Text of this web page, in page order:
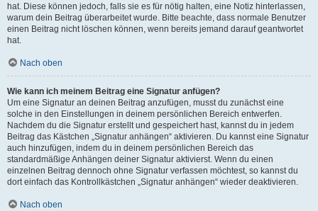
hat. Diese können jedoch, falls sie es für nötig halten, eine Notiz hinterlassen,
warum dein Beitrag überarbeitet wurde. Bitte beachte, dass normale Benutzer
einen Beitrag nicht löschen können, wenn bereits jemand darauf geantwortet
hat.
Nach oben
Wie kann ich meinem Beitrag eine Signatur anfügen?
Um eine Signatur an deinen Beitrag anzufügen, musst du zunächst eine
solche in den Einstellungen in deinem persönlichen Bereich entwerfen.
Nachdem du die Signatur erstellt und gespeichert hast, kannst du in jedem
Beitrag das Kästchen „Signatur anhängen“ aktivieren. Du kannst eine Signatur
auch hinzufügen, indem du in deinem persönlichen Bereich das
standardmäßige Anhängen deiner Signatur aktivierst. Wenn du einen
einzelnen Beitrag dennoch ohne Signatur verfassen möchtest, so kannst du
dort einfach das Kontrollkästchen „Signatur anhängen“ wieder deaktivieren.
Nach oben